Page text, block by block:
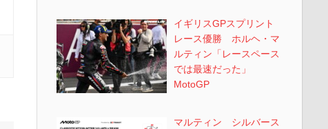
イギリスGPスプリント
レース優勝 ホルヘ・マ
ルティン「レースペース
では最速だった」
MotoGP
マルティン シルバース